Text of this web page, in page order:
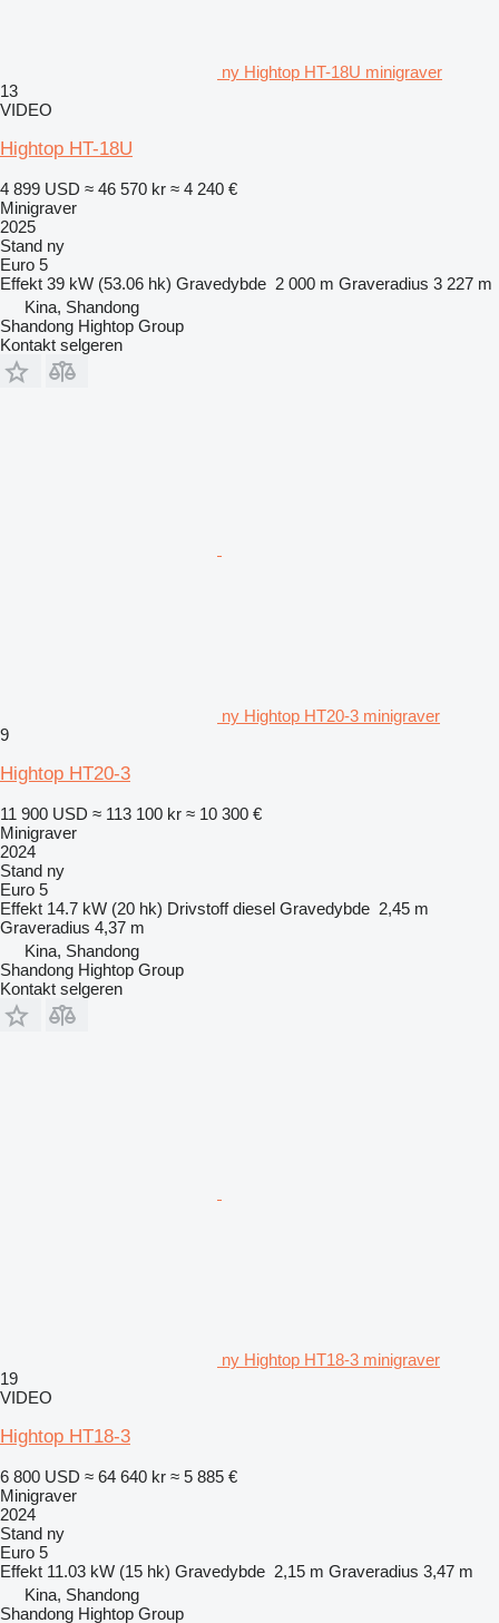
ny Hightop HT-18U minigraver
13
VIDEO
Hightop HT-18U
4 899 USD ≈ 46 570 kr ≈ 4 240 €
Minigraver
2025
Stand ny
Euro 5
Effekt 39 kW (53.06 hk) Gravedybde 2 000 m Graveradius 3 227 m
Kina, Shandong
Shandong Hightop Group
Kontakt selgeren
ny Hightop HT20-3 minigraver
9
Hightop HT20-3
11 900 USD ≈ 113 100 kr ≈ 10 300 €
Minigraver
2024
Stand ny
Euro 5
Effekt 14.7 kW (20 hk) Drivstoff diesel Gravedybde 2,45 m
Graveradius 4,37 m
Kina, Shandong
Shandong Hightop Group
Kontakt selgeren
ny Hightop HT18-3 minigraver
19
VIDEO
Hightop HT18-3
6 800 USD ≈ 64 640 kr ≈ 5 885 €
Minigraver
2024
Stand ny
Euro 5
Effekt 11.03 kW (15 hk) Gravedybde 2,15 m Graveradius 3,47 m
Kina, Shandong
Shandong Hightop Group